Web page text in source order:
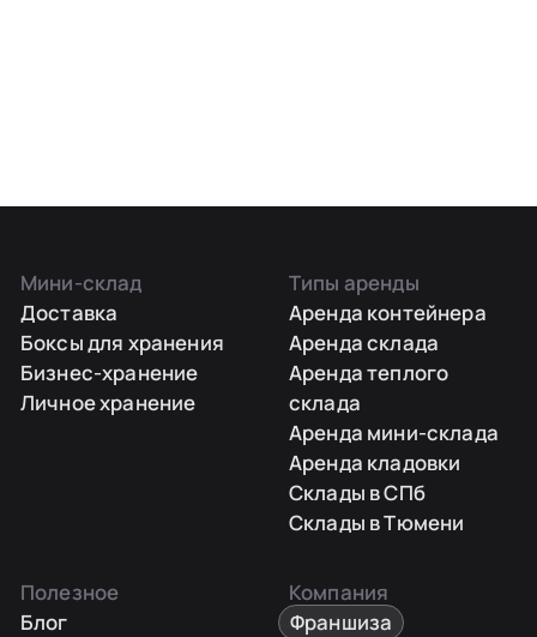
Мини-склад
Доставка
Боксы для хранения
Бизнес-хранение
Личное хранение
Типы аренды
Аренда контейнера
Аренда склада
Аренда теплого
склада
Аренда мини-склада
Аренда кладовки
Склады в СПб
Склады в Тюмени
Полезное
Блог
Компания
Франшиза